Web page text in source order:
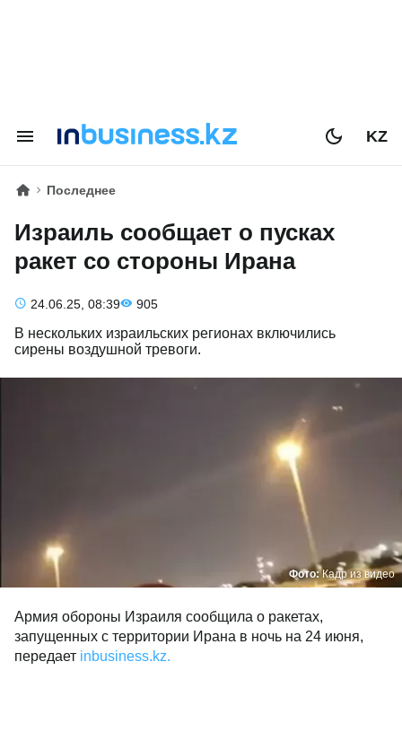
KZ
Последнее
Израиль сообщает о пусках
ракет со стороны Ирана
24.06.25, 08:39 905
В нескольких израильских регионах включились
сирены воздушной тревоги.
Фото:Кадр из видео
Армия обороны Израиля сообщила о ракетах,
запущенных с территории Ирана в ночь на 24 июня,
передает inbusiness.kz.